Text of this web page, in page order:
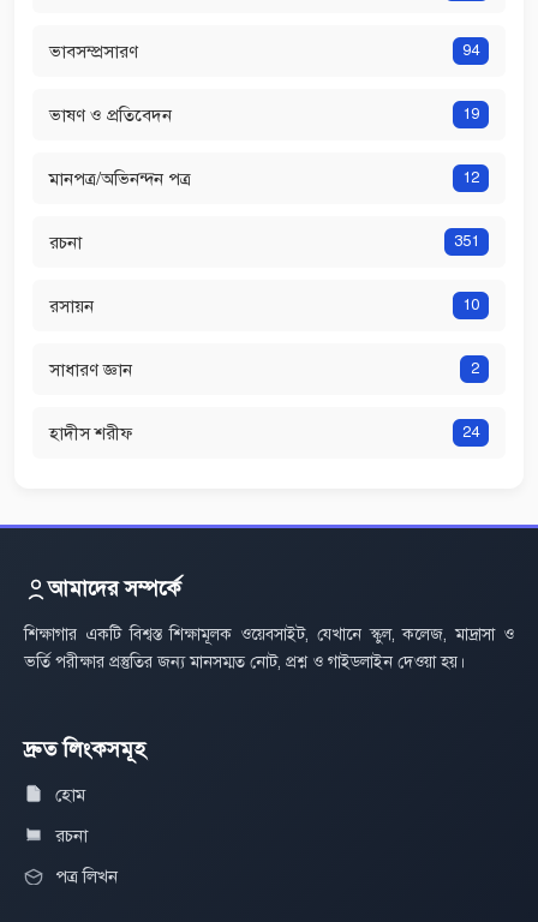
ভাবসম্প্রসারণ 94
ভাষণ ও প্রতিবেদন 19
মানপত্র/অভিনন্দন পত্র 12
রচনা 351
রসায়ন 10
সাধারণ জ্ঞান 2
হাদীস শরীফ 24
আমাদের সম্পর্কে
শিক্ষাগার একটি বিশ্বস্ত শিক্ষামূলক ওয়েবসাইট, যেখানে স্কুল, কলেজ, মাদ্রাসা ও
ভর্তি পরীক্ষার প্রস্তুতির জন্য মানসম্মত নোট, প্রশ্ন ও গাইডলাইন দেওয়া হয়।
দ্রুত লিংকসমূহ
হোম
রচনা
পত্র লিখন